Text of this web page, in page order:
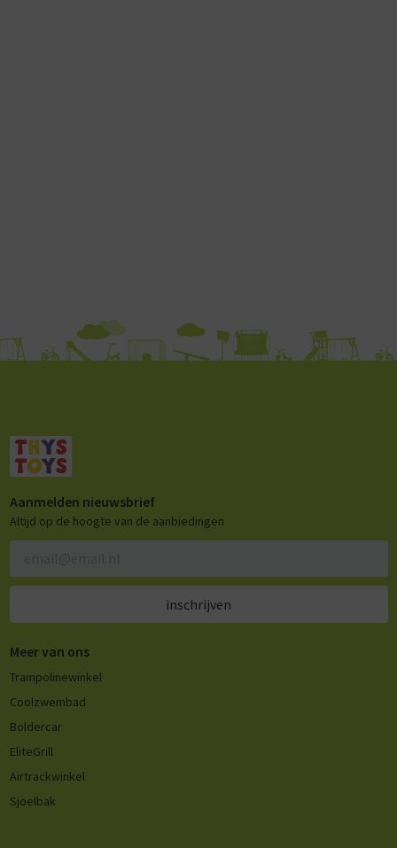
Aanmelden nieuwsbrief
Altijd op de hoogte van de aanbiedingen
inschrijven
Meer van ons
Trampolinewinkel
Coolzwembad
Boldercar
EliteGrill
Airtrackwinkel
Sjoelbak